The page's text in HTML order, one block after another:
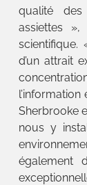
qualité
assiettes
scientifique.
d’un attrait
Sherbrooke
nous y
également